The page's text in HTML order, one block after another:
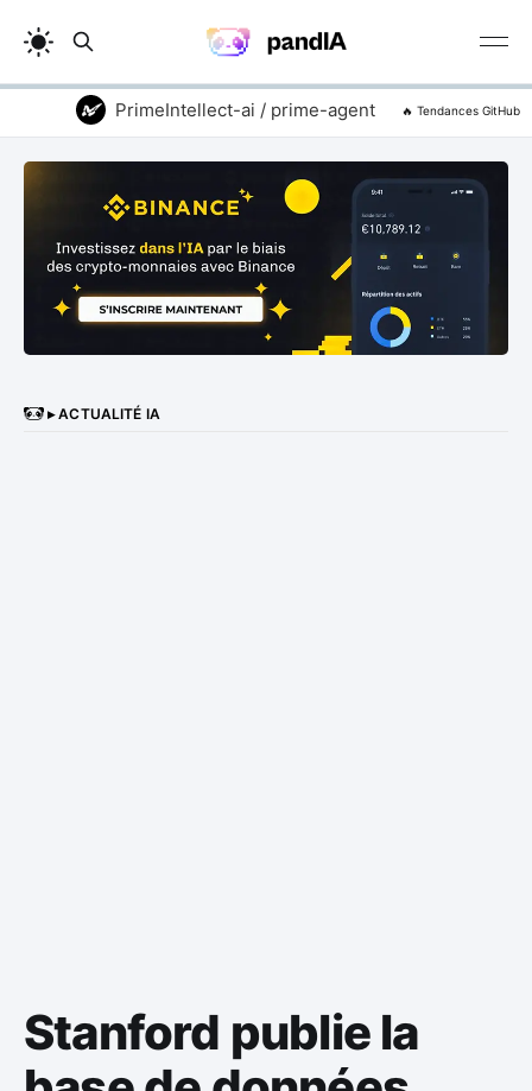
PrimeIntellect-ai / prime-agent 🔥 Tendances GitHub
▸ ACTUALITÉ IA
Stanford publie la